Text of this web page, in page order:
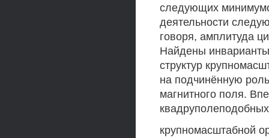
следующих
деятельности
говоря, амплитуда
Найдены
структур
на подчинённую
магнитного поля.
крупномасштабной